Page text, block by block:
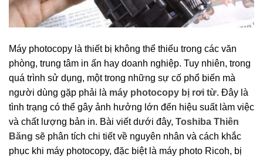
Máy photocopy là thiết bị không thể thiếu trong các văn
phòng, trung tâm in ấn hay doanh nghiệp. Tuy nhiên, trong
quá trình sử dụng, một trong những sự cố phổ biến mà
người dùng gặp phải là máy photocopy bị rơi từ. Đây là
tình trạng có thể gây ảnh hưởng lớn đến hiệu suất làm việc
và chất lượng bản in. Bài viết dưới đây, Toshiba Thiên
Băng sẽ phân tích chi tiết về nguyên nhân và cách khắc
phục khi máy photocopy, đặc biệt là máy photo Ricoh, bị